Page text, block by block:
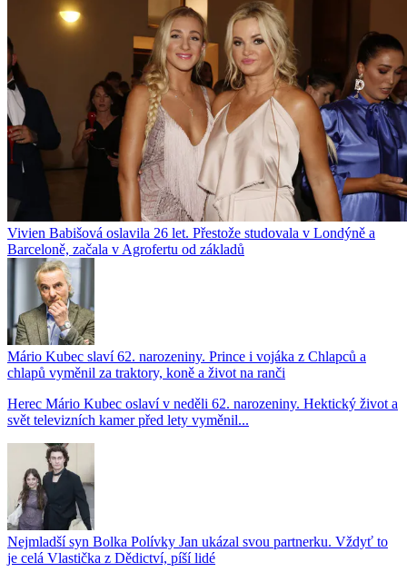
Vivien Babišová oslavila 26 let. Přestože studovala v Londýně a
Barceloně, začala v Agrofertu od základů
Mário Kubec slaví 62. narozeniny. Prince i vojáka z Chlapců a
chlapů vyměnil za traktory, koně a život na ranči
Herec Mário Kubec oslaví v neděli 62. narozeniny. Hektický život a
svět televizních kamer před lety vyměnil...
Nejmladší syn Bolka Polívky Jan ukázal svou partnerku. Vždyť to
je celá Vlastička z Dědictví, píší lidé